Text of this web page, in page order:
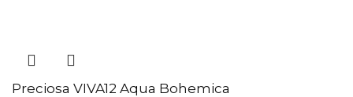
Preciosa VIVA12 Aqua Bohemica